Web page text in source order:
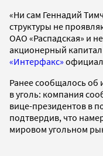
«Ни сам Геннадий
структуры не
ОАО «Распадская» и
акционерный
«Интерфакс»
Ранее сообщалось об
в уголь: компания
вице-президентов в
подтвердив, что
мировом угольном